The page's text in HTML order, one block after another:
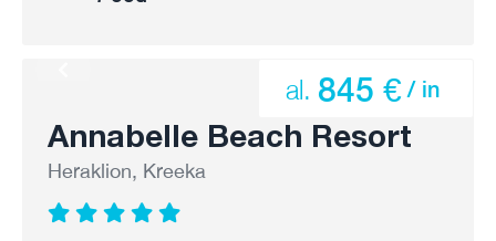
Annabelle Beach Resort
Heraklion, Kreeka
al. 845 € / in